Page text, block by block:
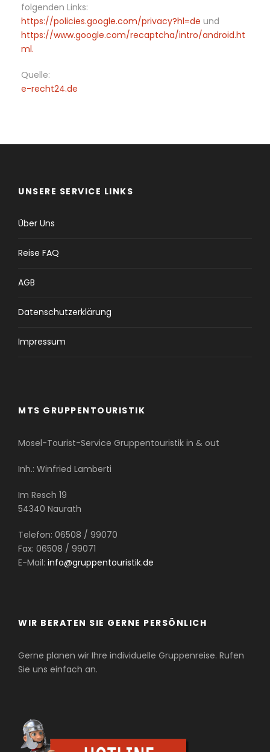
folgenden Links:
https://policies.google.com/privacy?hl=de und
https://www.google.com/recaptcha/intro/android.ht
ml.
Quelle:
e-recht24.de
UNSERE SERVICE LINKS
Über Uns
Reise FAQ
AGB
Datenschutzerklärung
Impressum
MTS GRUPPENTOURISTIK
Mosel-Tourist-Service Gruppentouristik in & out
Inh.: Winfried Lamberti
Im Resch 19
54340 Naurath
Telefon: 06508 / 99070
Fax: 06508 / 99071
E-Mail: info@gruppentouristik.de
WIR BERATEN SIE GERNE PERSÖNLICH
Gerne planen wir Ihre individuelle Gruppenreise. Rufen
Sie uns einfach an.